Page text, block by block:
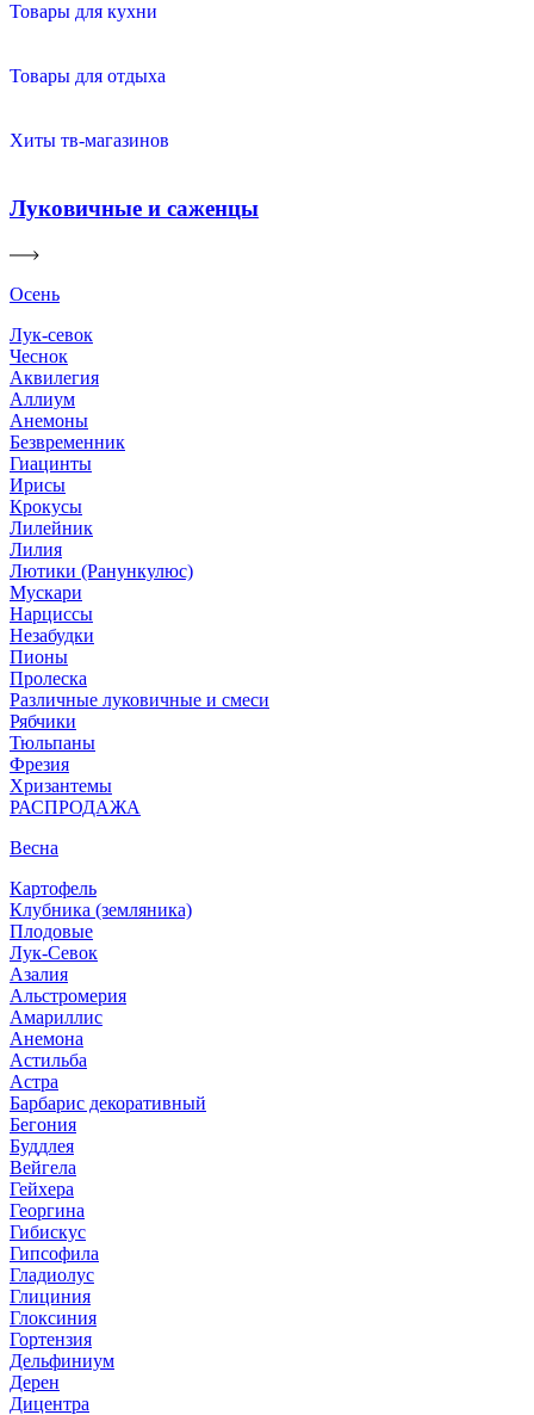
Товары для кухни
Товары для отдыха
Хиты тв-магазинов
Луковичные и саженцы
Осень
Лук-севок
Чеснок
Аквилегия
Аллиум
Анемоны
Безвременник
Гиацинты
Ирисы
Крокусы
Лилейник
Лилия
Лютики (Ранункулюс)
Мускари
Нарцисcы
Незабудки
Пионы
Пролеска
Различные луковичные и смеси
Рябчики
Тюльпаны
Фрезия
Хризантемы
РАСПРОДАЖА
Весна
Картофель
Клубника (земляника)
Плодовые
Лук-Севок
Азалия
Альстромерия
Амариллис
Анемона
Астильба
Астра
Барбарис декоративный
Бегония
Буддлея
Вейгела
Гейхера
Георгина
Гибискус
Гипсофила
Гладиолус
Глициния
Глоксиния
Гортензия
Дельфиниум
Дерен
Дицентра